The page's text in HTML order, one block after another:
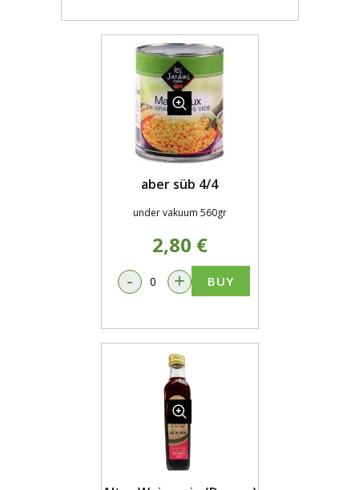
aber süb 4/4
under vakuum 560gr
2,80 €
- + BUY